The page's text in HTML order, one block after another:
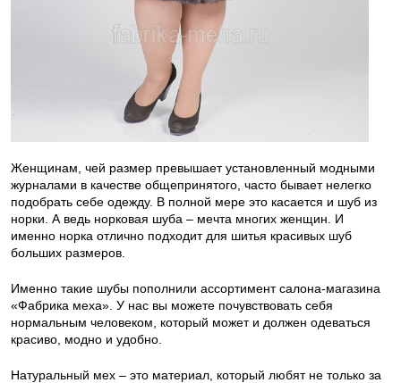
Женщинам, чей размер превышает установленный модными
журналами в качестве общепринятого, часто бывает нелегко
подобрать себе одежду. В полной мере это касается и шуб из
норки. А ведь норковая шуба – мечта многих женщин. И
именно норка отлично подходит для шитья красивых шуб
больших размеров.
Именно такие шубы пополнили ассортимент салона-магазина
«Фабрика меха». У нас вы можете почувствовать себя
нормальным человеком, который может и должен одеваться
красиво, модно и удобно.
Натуральный мех – это материал, который любят не только за